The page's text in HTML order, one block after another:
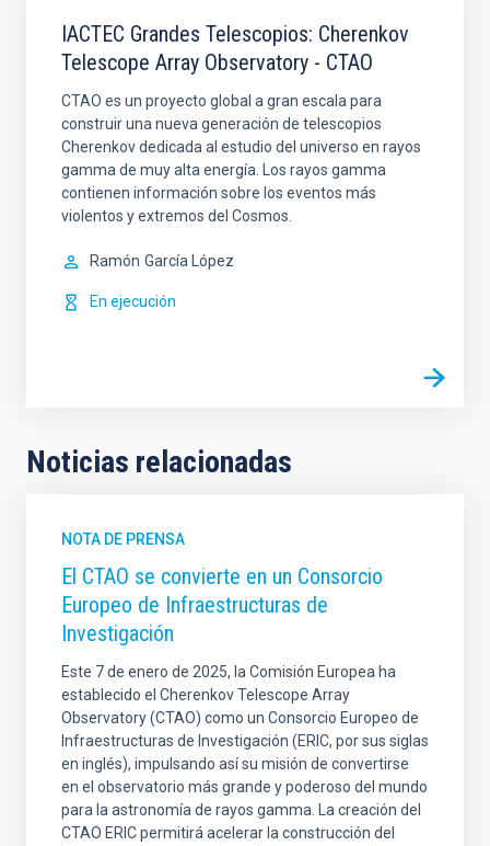
IACTEC Grandes Telescopios: Cherenkov
Telescope Array Observatory - CTAO
CTAO es un proyecto global a gran escala para
construir una nueva generación de telescopios
Cherenkov dedicada al estudio del universo en rayos
gamma de muy alta energía. Los rayos gamma
contienen información sobre los eventos más
violentos y extremos del Cosmos.
Ramón García López
En ejecución
Noticias relacionadas
NOTA DE PRENSA
El CTAO se convierte en un Consorcio
Europeo de Infraestructuras de
Investigación
Este 7 de enero de 2025, la Comisión Europea ha
establecido el Cherenkov Telescope Array
Observatory (CTAO) como un Consorcio Europeo de
Infraestructuras de Investigación (ERIC, por sus siglas
en inglés), impulsando así su misión de convertirse
en el observatorio más grande y poderoso del mundo
para la astronomía de rayos gamma. La creación del
CTAO ERIC permitirá acelerar la construcción del